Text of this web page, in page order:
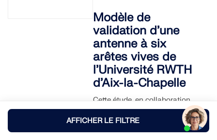
AFFICHER LE FILTRE
Modèle de
validation d’une
antenne à six
arêtes vives de
l’Université RWTH
d’Aix-la-Chapelle
Cette étude, en collaboration
avec l’Université RWTH d'Aix-
la-Chapelle, combine des